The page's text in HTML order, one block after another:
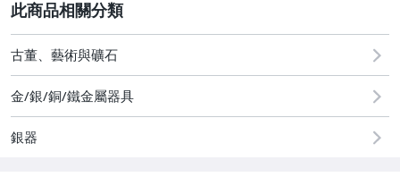
圖書/影音/文具
古董、藝術與礦石
居家、家具與園藝
玩具、模型與公仔
古董、藝術與礦石
金/銀/銅/鐵金屬器具
銀器